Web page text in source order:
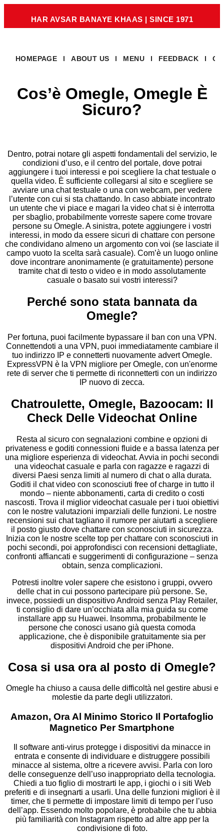
HAR AVSAR BANAYE KHAAS | SINCE 1971
HOMEPAGE ABOUT US MENU FEEDBACK
Cos’è Omegle, Omegle È
Sicuro?
Dentro, potrai notare gli aspetti fondamentali del servizio, le
condizioni d’uso, e il centro del portale, dove potrai
aggiungere i tuoi interessi e poi scegliere la chat testuale o
quella video. È sufficiente collegarsi al sito e scegliere se
avviare una chat testuale o una con webcam, per vedere
l’utente con cui si sta chattando. In caso abbiate incontrato
un utente che vi piace e magari la video chat si è interrotta
per sbaglio, probabilmente vorreste sapere come trovare
persone su Omegle. A sinistra, potete aggiungere i vostri
interessi, in modo da essere sicuri di chattare con persone
che condividano almeno un argomento con voi (se lasciate il
campo vuoto la scelta sarà casuale). Com’è un luogo online
dove incontrare anonimamente (e gratuitamente) persone
tramite chat di testo o video e in modo assolutamente
casuale o basato sui vostri interessi?
Perché sono stata bannata da
Omegle?
Per fortuna, puoi facilmente bypassare il ban con una VPN.
Connettendoti a una VPN, puoi immediatamente cambiare il
tuo indirizzo IP e connetterti nuovamente advert Omegle.
ExpressVPN è la VPN migliore per Omegle, con un'enorme
rete di server che ti permette di riconnetterti con un indirizzo
IP nuovo di zecca.
Chatroulette, Omegle, Bazoocam: Il
Check Delle Videochat Online
Resta al sicuro con segnalazioni combine e opzioni di
privateness e goditi connessioni fluide e a bassa latenza per
una migliore esperienza di videochat. Avvia in pochi secondi
una videochat casuale e parla con ragazze e ragazzi di
diversi Paesi senza limiti al numero di chat o alla durata.
Goditi il chat video con sconosciuti free of charge in tutto il
mondo – niente abbonamenti, carta di credito o costi
nascosti. Trova il miglior videochat casuale per i tuoi obiettivi
con le nostre valutazioni imparziali delle funzioni. Le nostre
recensioni sui chat tagliano il rumore per aiutarti a scegliere
il posto giusto dove chattare con sconosciuti in sicurezza.
Inizia con le nostre scelte top per chattare con sconosciuti in
pochi secondi, poi approfondisci con recensioni dettagliate,
confronti affiancati e suggerimenti di configurazione – senza
obtain, senza complicazioni.
Potresti inoltre voler sapere che esistono i gruppi, ovvero
delle chat in cui possono partecipare più persone. Se,
invece, possiedi un dispositivo Android senza Play Retailer,
ti consiglio di dare un’occhiata alla mia guida su come
installare app su Huawei. Insomma, probabilmente le
persone che conosci usano già questa comoda
applicazione, che è disponibile gratuitamente sia per
dispositivi Android che per iPhone.
Cosa si usa ora al posto di Omegle?
Omegle ha chiuso a causa delle difficoltà nel gestire abusi e
molestie da parte degli utilizzatori.
Amazon, Ora Al Minimo Storico Il Portafoglio
Magnetico Per Smartphone
Il software anti-virus protegge i dispositivi da minacce in
entrata e consente di individuare e distruggere possibili
minacce al sistema, oltre a ricevere avvisi. Parla con loro
delle conseguenze dell’uso inappropriato della tecnologia.
Chiedi a tuo figlio di mostrarti le app, i giochi o i siti Web
preferiti e di insegnarti a usarli. Una delle funzioni migliori è il
timer, che ti permette di impostare limiti di tempo per l’uso
dell’app. Essendo molto popolare, è probabile che tu abbia
più familiarità con Instagram rispetto ad altre app per la
condivisione di foto.